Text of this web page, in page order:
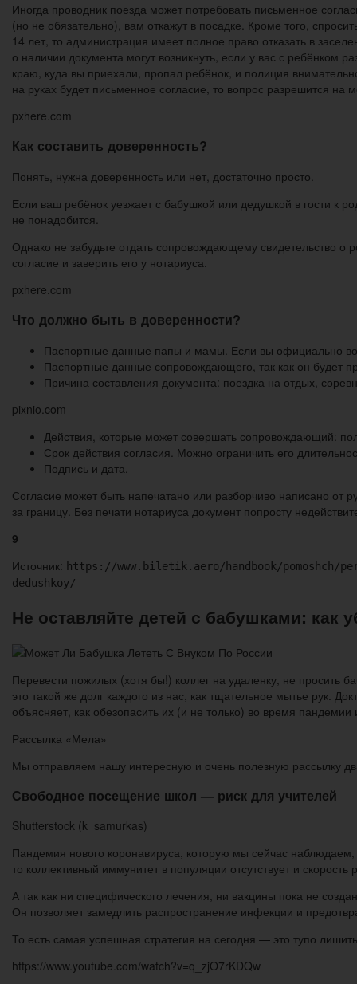
Иногда проводник поезда может потребовать письменное
(но не обязательно), вам откажут в посадке. Кроме того,
14 лет, то администрация имеет полное право отказать в
о наличии документа могут возникнуть, если у вас с ребёнком
краю, куда вы приехали, пропал ребёнок, и полиция
на руках будет письменное согласие, то вопрос разрешится на
pxhere.com
Как составить доверенность?
Понять, нужна доверенность или нет, достаточно просто.
Если ваш ребёнок уезжает с бабушкой или дедушкой в гости к
не понадобится.
Однако не забудьте отдать сопровождающему свидетельство
согласие и заверить его у нотариуса.
pxhere.com
Что должно быть в доверенности?
Паспортные данные папы и мамы. Если вы официально
Паспортные данные сопровождающего, так как он будет
Причина составления документа: поездка на отдых,
pixnio.com
Действия, которые может совершать сопровождающий:
Срок действия согласия. Можно ограничить его
Подпись и дата.
Согласие может быть напечатано или разборчиво написано от
за границу. Без печати нотариуса документ попросту
9
Источник: https://www.biletik.aero/handbook/
dedushkoy/
Не оставляйте детей с бабушками: как
Перевести пожилых (хотя бы!) коллег на удаленку, не просить
это такой же долг каждого из нас, как тщательное мытье рук.
объясняет, как обезопасить их (и не только) во время пандемии
Рассылка «Мела»
Мы отправляем нашу интересную и очень полезную рассылку
Свободное посещение школ — риск для учителей
Shutterstock (k_samurkas)
Пандемия нового коронавируса, которую мы сейчас
то коллективный иммунитет в популяции отсутствует и
А так как ни специфического лечения, ни вакцины пока не
Он позволяет замедлить распространение инфекции и
То есть самая успешная стратегия на сегодня — это тупо
https://www.youtube.com/watch?v=q_zjO7rKDQw